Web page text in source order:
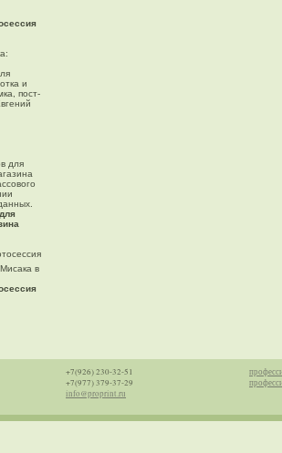
и
пост-
в
+7(926) 230-32-51
+7(977) 379-37-29
info@proprint.ru